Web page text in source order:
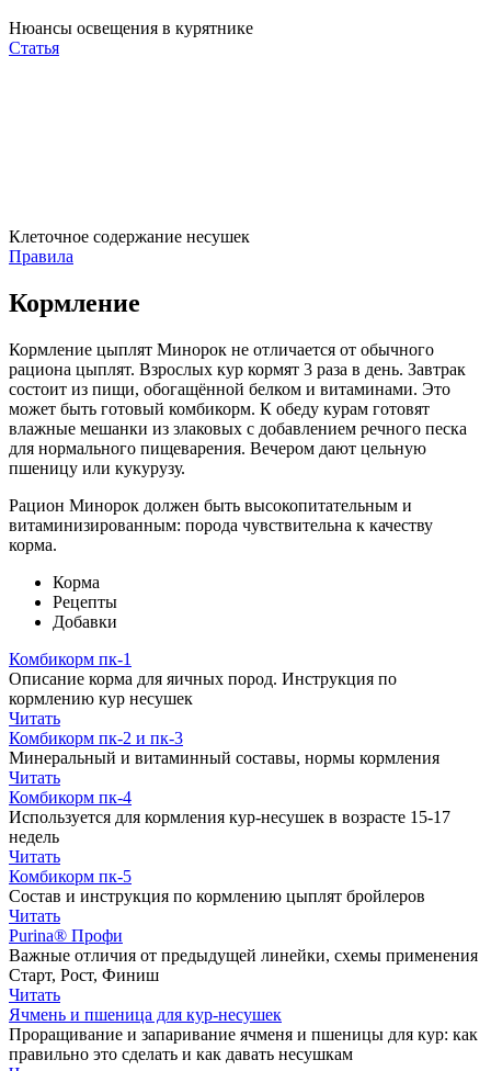
Нюансы освещения в курятнике
Статья
Клеточное содержание несушек
Правила
Кормление
Кормление цыплят Минорок не отличается от обычного
рациона цыплят. Взрослых кур кормят 3 раза в день. Завтрак
состоит из пищи, обогащённой белком и витаминами. Это
может быть готовый комбикорм. К обеду курам готовят
влажные мешанки из злаковых с добавлением речного песка
для нормального пищеварения. Вечером дают цельную
пшеницу или кукурузу.
Рацион Минорок должен быть высокопитательным и
витаминизированным: порода чувствительна к качеству
корма.
Корма
Рецепты
Добавки
Комбикорм пк-1
Описание корма для яичных пород. Инструкция по
кормлению кур несушек
Читать
Комбикорм пк-2 и пк-3
Минеральный и витаминный составы, нормы кормления
Читать
Комбикорм пк-4
Используется для кормления кур-несушек в возрасте 15-17
недель
Читать
Комбикорм пк-5
Состав и инструкция по кормлению цыплят бройлеров
Читать
Purina® Профи
Важные отличия от предыдущей линейки, схемы применения
Старт, Рост, Финиш
Читать
Ячмень и пшеница для кур-несушек
Проращивание и запаривание ячменя и пшеницы для кур: как
правильно это сделать и как давать несушкам